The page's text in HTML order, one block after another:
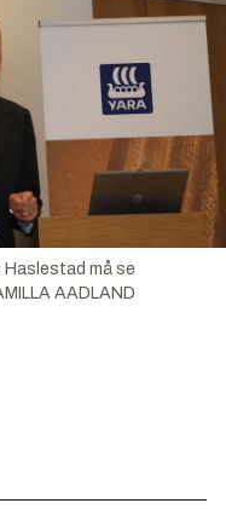
Haslestad må se
AADLAND